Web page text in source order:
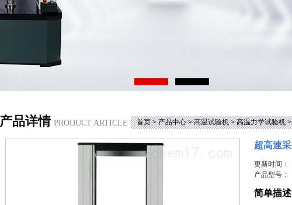
产品详情 PRODUCT ARTICLE 首页>产品中心>高温试验机>高温力学试验机>
超高速
更新时间：
产品型号
简单描述